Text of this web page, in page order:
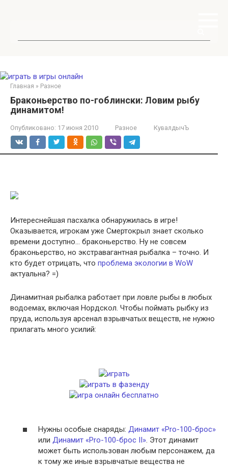
Главная » Разное
Браконьерство по-гоблински: Ловим рыбу
динамитом!
Опубликовано: 17 июня 2010 Разное КувалдычЪ
Интереснейшая пасхалка обнаружилась в игре!
Оказывается, игрокам уже Смертокрыл знает сколько
времени доступно… браконьерство. Ну не совсем
браконьерство, но экстравагантная рыбалка – точно. И
кто будет отрицать, что проблема экологии в WoW
актуальна? =)
Динамитная рыбалка работает при ловле рыбы в любых
водоемах, включая Нордскол. Чтобы поймать рыбку из
пруда, используя арсенал взрывчатых веществ, не нужно
прилагать много усилий:
Нужны особые снаряды: Динамит «Pro-100-брос»
или Динамит «Pro-100-брос II» . Этот динамит
может быть использован любым персонажем, да
к тому же иные взрывчатые вещества не